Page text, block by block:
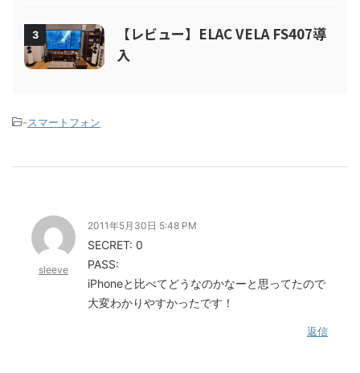
3
【レビュー】ELAC VELA FS407導
入
-スマートフォン
sleeve
2011年5月30日 5:48 PM
SECRET: 0
PASS:
iPhoneと比べてどうなのかなーと思ってたので
大変わかりやすかったです！
返信